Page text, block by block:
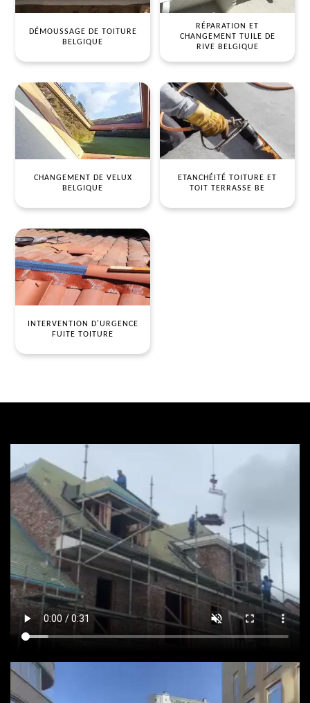
DÉMOUSSAGE DE TOITURE
BELGIQUE
RÉPARATION ET
CHANGEMENT TUILE DE
RIVE BELGIQUE
CHANGEMENT DE VELUX
BELGIQUE
ETANCHÉITÉ TOITURE ET
TOIT TERRASSE BE
INTERVENTION D'URGENCE
FUITE TOITURE